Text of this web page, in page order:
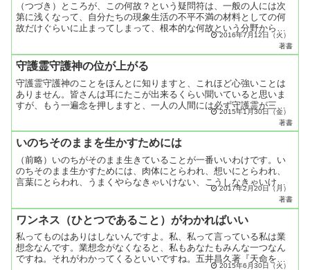
（つづき）ところが、この何故？という疑問符は、一般の人には次
第に浅くなって、自分たちの現象生活の不平不満の材料としての何
故だけぐらいに止まってしまって、根本的な何故という分野から遠
くに想いは行ってしまっているのです。一番大事なものを忘れて
2016年7月12日（火）
著書
守護霊守護神の位が上がる
守護霊守護神のことをほんとに知りますと、これほど心強いことは
ありません。皆さんは耳にたこが出来るくらい聞いていると思いま
すが、もう一遍念を押しますと、一人の人間には必ず守護霊が三体
（主守護霊と副守護霊二体）守ってるのです。これは間違いもな
2015年1月30日（金）
著書
いのちそのままを生かすためには
（前略）いのちがそのまま生きていることが一番いいわけです。い
のちそのまま生かすためには、肉体にとらわれ、想いにとらわれ、
言葉にとらわれ、うまくやらなきゃいけない、こうしなきゃいけな
いという想いを、思慮分別をいっぺん無くすことです。そうしな
2017年2月20日（月）
著書
ワンネス（ひとつであること）がわかればいい
私ってものはありはしないんですよ。私、私って言っている私は業
想念なんです。業想念がなくなると、私もあなたもみんな一つなん
ですね。それがわかってくるといいですね。五井昌久著『天命を信
2015年6月30日（火）